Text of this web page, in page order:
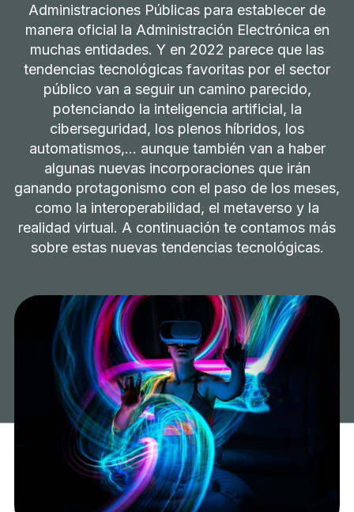
Administraciones Públicas para establecer de
manera oficial la Administración Electrónica en
muchas entidades. Y en 2022 parece que las
tendencias tecnológicas favoritas por el sector
público van a seguir un camino parecido,
potenciando la inteligencia artificial, la
ciberseguridad, los plenos híbridos, los
automatismos,… aunque también van a haber
algunas nuevas incorporaciones que irán
ganando protagonismo con el paso de los meses,
como la interoperabilidad, el metaverso y la
realidad virtual. A continuación te contamos más
sobre estas nuevas tendencias tecnológicas.